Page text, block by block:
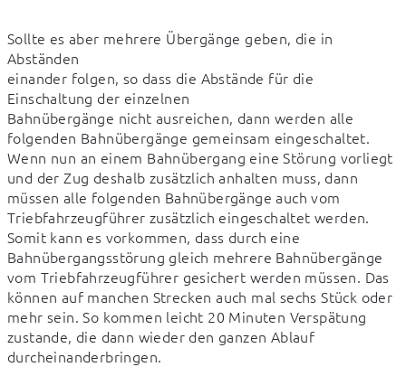
Sollte es aber mehrere Übergänge geben, die in
Abständen
einander folgen, so dass die Abstände für die
Einschaltung der einzelnen
Bahnübergänge nicht ausreichen, dann werden alle
folgenden Bahnübergänge gemeinsam eingeschaltet.
Wenn nun an einem Bahnübergang eine Störung vorliegt
und der Zug deshalb zusätzlich anhalten muss, dann
müssen alle folgenden Bahnübergänge auch vom
Triebfahrzeugführer zusätzlich eingeschaltet werden.
Somit kann es vorkommen, dass durch eine
Bahnübergangsstörung gleich mehrere Bahnübergänge
vom Triebfahrzeugführer gesichert werden müssen. Das
können auf manchen Strecken auch mal sechs Stück oder
mehr sein. So kommen leicht 20 Minuten Verspätung
zustande, die dann wieder den ganzen Ablauf
durcheinanderbringen.